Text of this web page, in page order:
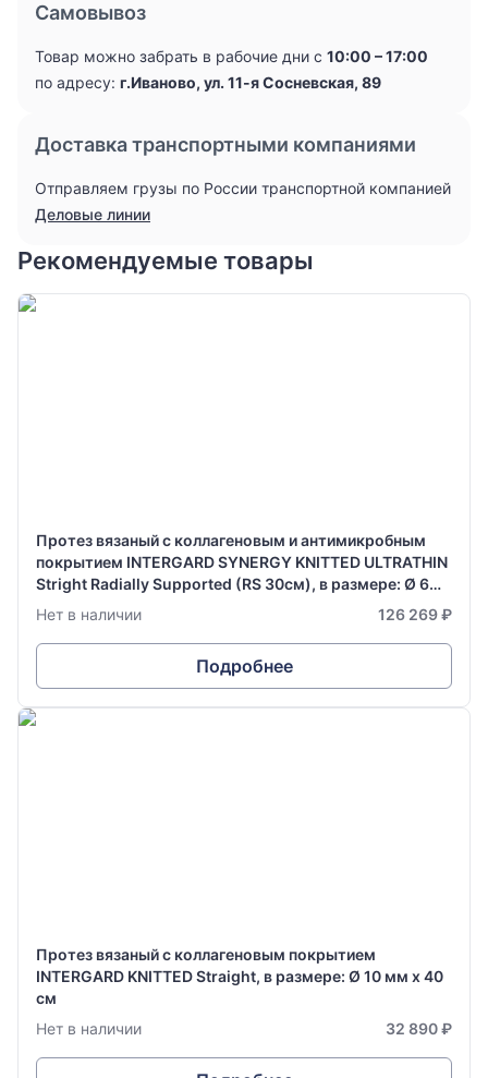
Самовывоз
Товар можно забрать в рабочие дни с 10:00 – 17:00
по адресу: г.Иваново, ул. 11-я Сосневская, 89
Доставка транспортными компаниями
Отправляем грузы по России транспортной компанией
Деловые линии
Рекомендуемые товары
Протез вязаный с коллагеновым и антимикробным
покрытием INTERGARD SYNERGY KNITTED ULTRATHIN
Stright Radially Supported (RS 30см), в размере: Ø 6
мм х 70 см
Нет в наличии 126 269 ₽
Подробнее
Протез вязаный с коллагеновым покрытием
INTERGARD KNITTED Straight, в размере: Ø 10 мм х 40
см
Нет в наличии
32 890 ₽